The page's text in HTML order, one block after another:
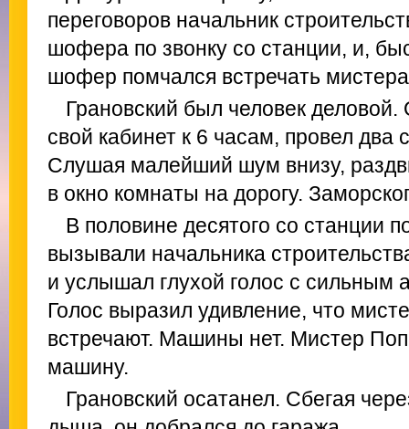
переговоров начальник
шофера по звонку со станции, и,
шофер помчался встречать
Грановский был человек
свой кабинет к 6 часам, провел два
Слушая малейший шум внизу,
в окно комнаты на дорогу.
В половине десятого со станции
вызывали начальника
и услышал глухой голос с сильным
Голос выразил удивление, что
встречают. Машины нет. Мистер
машину.
Грановский осатанел. Сбегая